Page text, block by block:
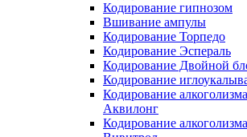
Кодирование гипнозом
Вшивание ампулы
Кодирование Торпедо
Кодирование Эспераль
Кодирование Двойной
Кодирование
Кодирование
Аквилонг
Кодирование